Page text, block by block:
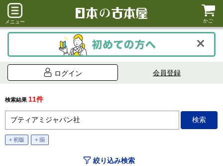
メニュー かご
ログイン 会員登録
検索結果 11件
+ 初版 + 揃
絞り込み検索